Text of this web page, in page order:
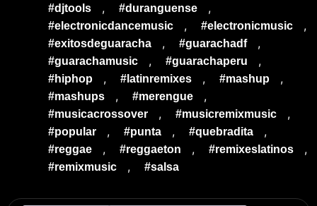
#djtools , #duranguense ,
#electronicdancemusic , #electronicmusic ,
#exitosdeguaracha , #guarachadf ,
#guarachamusic , #guarachaperu ,
#hiphop , #latinremixes , #mashup ,
#mashups , #merengue ,
#musicacrossover , #musicremixmusic ,
#popular , #punta , #quebradita ,
#reggae , #reggaeton , #remixeslatinos ,
#remixmusic , #salsa